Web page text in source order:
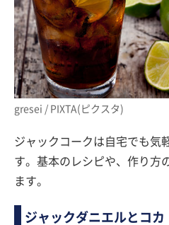
gresei / PIXTA(ピクスタ)
ジャックコークは自宅でも気
す。基本のレシピや、作り方
ます。
ジャックダニエルとコ